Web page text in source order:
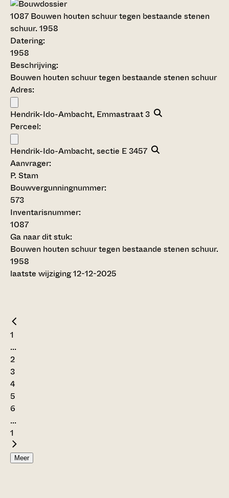
1087 Bouwen houten schuur tegen bestaande stenen
schuur. 1958
Datering:
1958
Beschrijving:
Bouwen houten schuur tegen bestaande stenen schuur
Adres:
Hendrik-Ido-Ambacht, Emmastraat 3
Perceel:
Hendrik-Ido-Ambacht, sectie E 3457
Aanvrager:
P. Stam
Bouwvergunningnummer:
573
Inventarisnummer:
1087
Ga naar dit stuk:
Bouwen houten schuur tegen bestaande stenen schuur.
1958
laatste wijziging 12-12-2025
1
...
2
3
4
5
6
...
1
Meer